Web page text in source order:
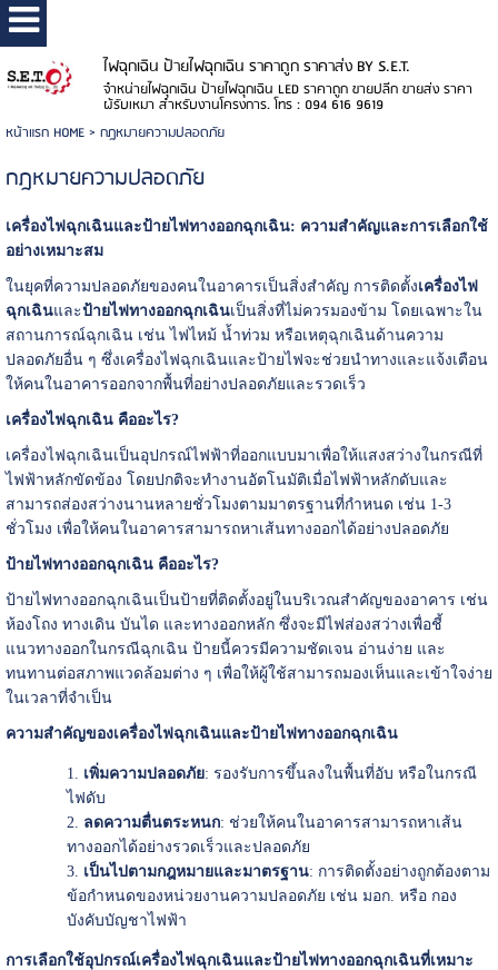
ไฟฉุกเฉิน ป้ายไฟฉุกเฉิน ราคาถูก ราคาส่ง BY S.E.T.
จำหน่ายไฟฉุกเฉิน ป้ายไฟฉุกเฉิน LED ราคาถูก ขายปลีก ขายส่ง ราคา
ผู้รับเหมา สำหรับงานโครงการ. โทร : 094 616 9619
หน้าแรก HOME> กฎหมายความปลอดภัย
กฎหมายความปลอดภัย
เครื่องไฟฉุกเฉินและป้ายไฟทางออกฉุกเฉิน: ความสำคัญและการเลือกใช้
อย่างเหมาะสม
ในยุคที่ความปลอดภัยของคนในอาคารเป็นสิ่งสำคัญ การติดตั้งเครื่องไฟ
ฉุกเฉินและป้ายไฟทางออกฉุกเฉินเป็นสิ่งที่ไม่ควรมองข้าม โดยเฉพาะใน
สถานการณ์ฉุกเฉิน เช่น ไฟไหม้ น้ำท่วม หรือเหตุฉุกเฉินด้านความ
ปลอดภัยอื่น ๆ ซึ่งเครื่องไฟฉุกเฉินและป้ายไฟจะช่วยนำทางและแจ้งเตือน
ให้คนในอาคารออกจากพื้นที่อย่างปลอดภัยและรวดเร็ว
เครื่องไฟฉุกเฉิน คืออะไร?
เครื่องไฟฉุกเฉินเป็นอุปกรณ์ไฟฟ้าที่ออกแบบมาเพื่อให้แสงสว่างในกรณีที่
ไฟฟ้าหลักขัดข้อง โดยปกติจะทำงานอัตโนมัติเมื่อไฟฟ้าหลักดับและ
สามารถส่องสว่างนานหลายชั่วโมงตามมาตรฐานที่กำหนด เช่น 1-3
ชั่วโมง เพื่อให้คนในอาคารสามารถหาเส้นทางออกได้อย่างปลอดภัย
ป้ายไฟทางออกฉุกเฉิน คืออะไร?
ป้ายไฟทางออกฉุกเฉินเป็นป้ายที่ติดตั้งอยู่ในบริเวณสำคัญของอาคาร เช่น
ห้องโถง ทางเดิน บันได และทางออกหลัก ซึ่งจะมีไฟส่องสว่างเพื่อชี้
แนวทางออกในกรณีฉุกเฉิน ป้ายนี้ควรมีความชัดเจน อ่านง่าย และ
ทนทานต่อสภาพแวดล้อมต่าง ๆ เพื่อให้ผู้ใช้สามารถมองเห็นและเข้าใจง่าย
ในเวลาที่จำเป็น
ความสำคัญของเครื่องไฟฉุกเฉินและป้ายไฟทางออกฉุกเฉิน
เพิ่มความปลอดภัย: รองรับการขึ้นลงในพื้นที่อับ หรือในกรณี
ไฟดับ
ลดความตื่นตระหนก: ช่วยให้คนในอาคารสามารถหาเส้น
ทางออกได้อย่างรวดเร็วและปลอดภัย
เป็นไปตามกฎหมายและมาตรฐาน: การติดตั้งอย่างถูกต้องตาม
ข้อกำหนดของหน่วยงานความปลอดภัย เช่น มอก. หรือ กอง
บังคับบัญชาไฟฟ้า
การเลือกใช้อุปกรณ์เครื่องไฟฉุกเฉินและป้ายไฟทางออกฉุกเฉินที่เหมาะ